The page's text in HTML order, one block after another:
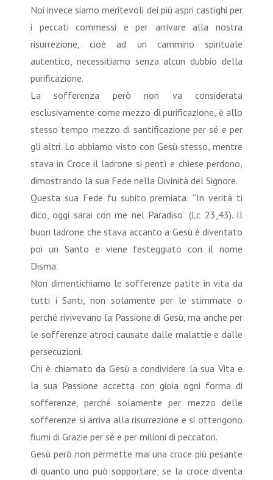
Noi invece siamo meritevoli dei più aspri castighi per
i peccati commessi e per arrivare alla nostra
risurrezione, cioè ad un cammino spirituale
autentico, necessitiamo senza alcun dubbio della
purificazione.
La sofferenza però non va considerata
esclusivamente come mezzo di purificazione, è allo
stesso tempo mezzo di santificazione per sé e per
gli altri. Lo abbiamo visto con Gesù stesso, mentre
stava in Croce il ladrone si pentì e chiese perdono,
dimostrando la sua Fede nella Divinità del Signore.
Questa sua Fede fu subito premiata: “In verità ti
dico, oggi sarai con me nel Paradiso” (Lc 23,43). Il
buon ladrone che stava accanto a Gesù è diventato
poi un Santo e viene festeggiato con il nome
Disma.
Non dimentichiamo le sofferenze patite in vita da
tutti i Santi, non solamente per le stimmate o
perché rivivevano la Passione di Gesù, ma anche per
le sofferenze atroci causate dalle malattie e dalle
persecuzioni.
Chi è chiamato da Gesù a condividere la sua Vita e
la sua Passione accetta con gioia ogni forma di
sofferenze, perché solamente per mezzo delle
sofferenze si arriva alla risurrezione e si ottengono
fiumi di Grazie per sé e per milioni di peccatori.
Gesù però non permette mai una croce più pesante
di quanto uno può sopportare; se la croce diventa